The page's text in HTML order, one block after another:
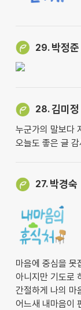
29. 박정준
28.김미정
누군가의 말보다
오늘도 좋은 글
27. 박경숙
마음에 중심을 못
아니지만 기도로
간절하게 나의 마
어느새 내마음이